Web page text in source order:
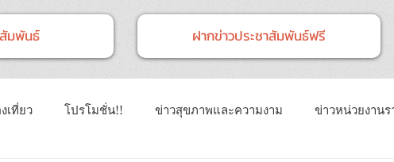
มพันธ์ ฝากข่าวประชาสัมพันธ์ฟรี
เที่ยว โปรโมชั่น!! ข่าวสุขภาพและความงาม ข่าวหน่วยงานร